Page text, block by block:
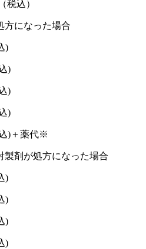
込）
方になった場合
)
)
)
)
薬代※
製剤が処方になった場合
)
)
)
)